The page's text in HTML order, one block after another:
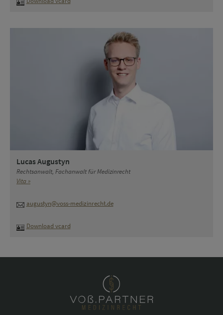
Lucas Augustyn
Rechtsanwalt, Fachanwalt für Medizinrecht
Vita »
augustyn@voss-medizinrecht.de
Download vcard